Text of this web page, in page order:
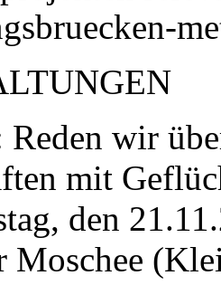
wir
mit
den